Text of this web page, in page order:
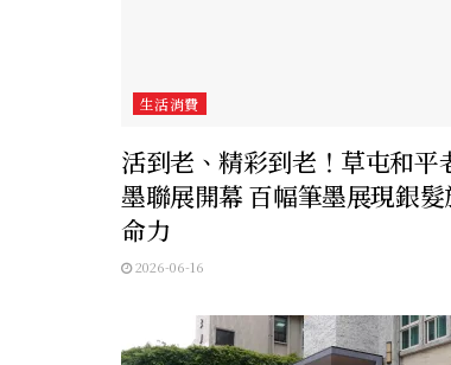
生活消費
活到老、精彩到老！草屯和平
墨聯展開幕 百幅筆墨展現銀
命力
2026-06-16